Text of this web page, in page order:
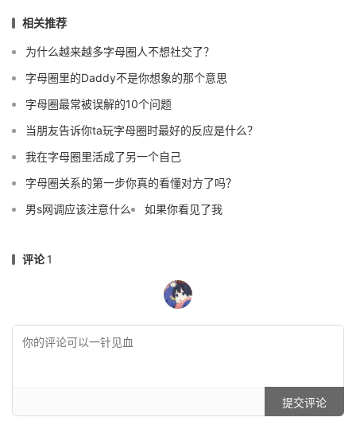
相关推荐
为什么越来越多字母圈人不想社交了？
字母圈里的Daddy不是你想象的那个意思
字母圈最常被误解的10个问题
当朋友告诉你ta玩字母圈时最好的反应是什么？
我在字母圈里活成了另一个自己
字母圈关系的第一步你真的看懂对方了吗？
男s网调应该注意什么
如果你看见了我
评论1
提交评论